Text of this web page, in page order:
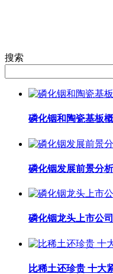
搜索
磷化铟和陶瓷基板
磷化铟发展前景分
磷化铟龙头上市公
比稀土还珍贵 十大